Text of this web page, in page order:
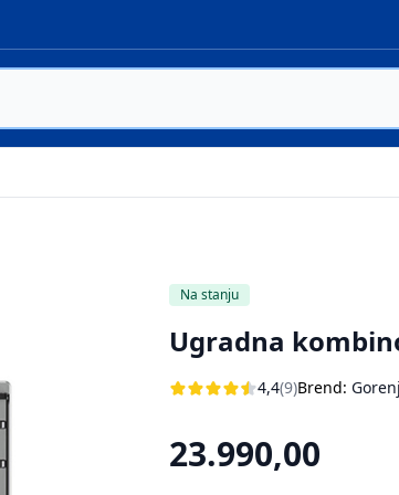
Na stanju
Ugradna
4,4(9)Brend:
23.990,00